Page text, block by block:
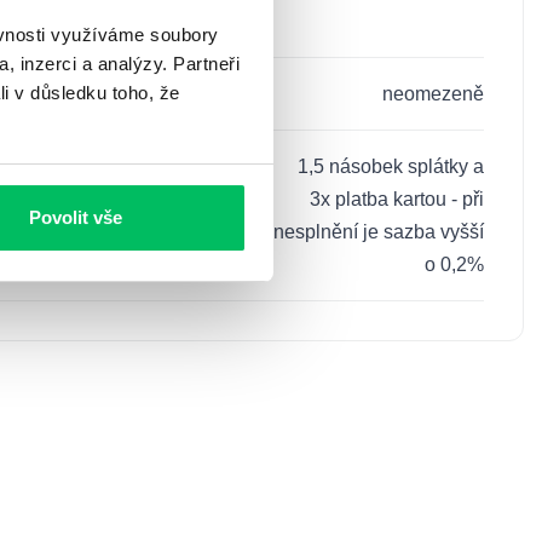
využíváme soubory
inzerci a analýzy. Partneři
v důsledku toho, že
Povolit vše
neomezeně
slevu na sazbě
1,5 násobek splátky a
3x platba kartou - při
nesplnění je sazba vyšší
o 0,2%